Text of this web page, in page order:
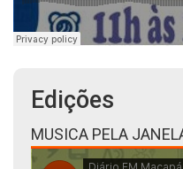
Edições
MUSICA PELA